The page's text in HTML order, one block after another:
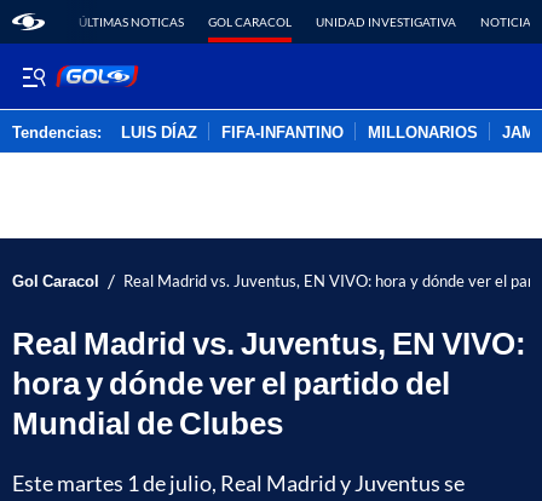
ÚLTIMAS NOTICAS GOL CARACOL UNIDAD INVESTIGATIVA NOTICIAS
Tendencias: LUIS DÍAZ FIFA-INFANTINO MILLONARIOS
Gol Caracol / Real Madrid vs. Juventus, EN VIVO: hora y dónde ver el
Real Madrid vs. Juventus, EN VIVO:
hora y dónde ver el partido del
Mundial de Clubes
Este martes 1 de julio, Real Madrid y Juventus se